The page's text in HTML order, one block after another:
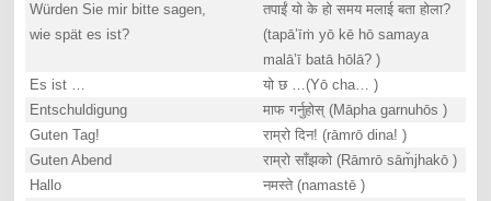
Würden Sie mir bitte sagen,
wie spät es ist?
तपाईं यो के हो समय मलाई बता होला?
(tapā’īṁ yō kē hō samaya
malā’ī batā hōlā? )
Es ist …
यो छ …(Yō cha… )
Entschuldigung
माफ गर्नुहोस् (Māpha garnuhōs )
Guten Tag!
राम्रो दिन! (rāmrō dina! )
Guten Abend
राम्रो साँझको (Rāmrō sām̐jhakō )
Hallo
नमस्ते (namastē )